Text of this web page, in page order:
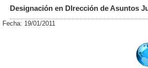
Designación en DIrección de Asuntos
Fecha: 19/01/2011